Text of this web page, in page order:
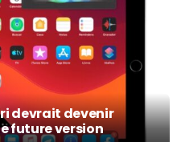
devrait devenir
future version